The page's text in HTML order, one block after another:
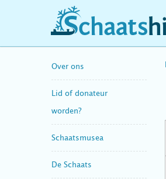
schaatshistorie.nl
Over ons
Lid of donateur
worden?
Schaatsmusea
De Schaats